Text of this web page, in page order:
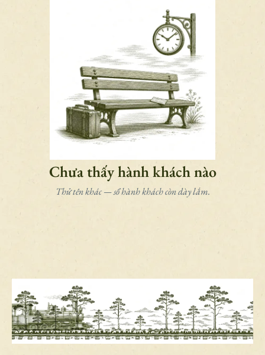
Chưa thấy hành khách nào
Thử tên khác — sổ hành khách còn dày lắm.